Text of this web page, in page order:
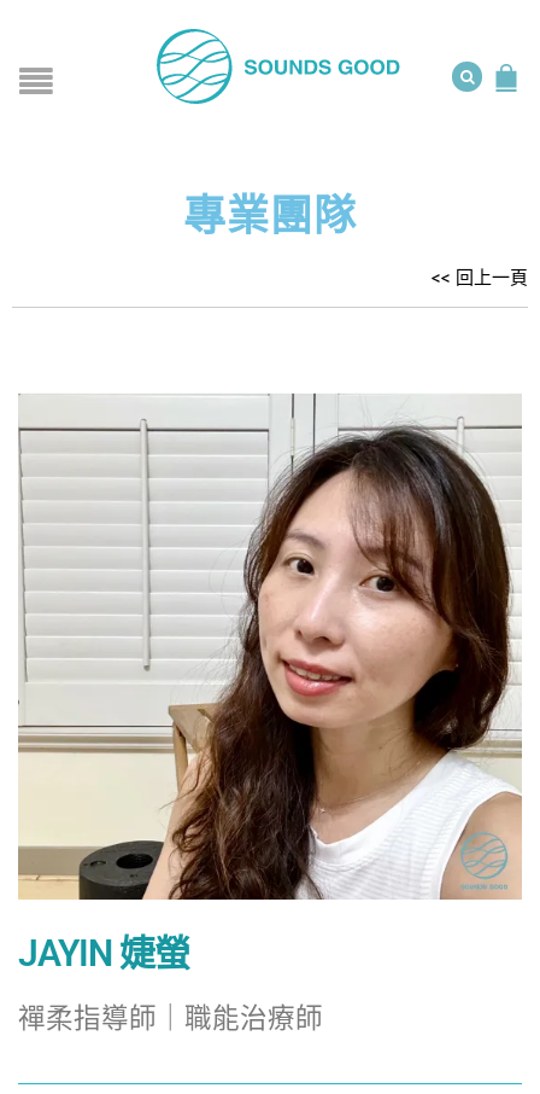
專業團隊
<< 回上一頁
JAYIN 婕螢
禪柔指導師｜職能治療師